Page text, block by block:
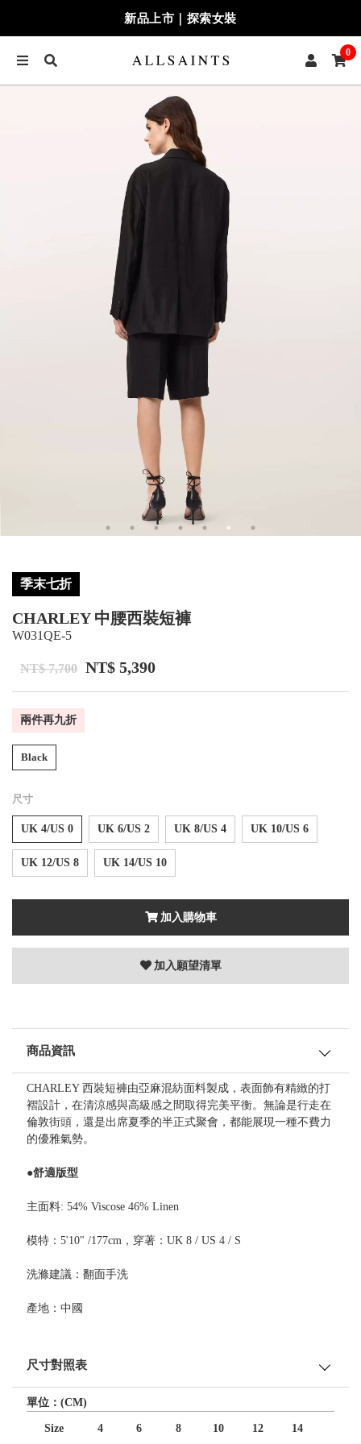
新品上市｜探索女裝
0
季末七折
CHARLEY 中腰西裝短褲
W031QE-5
NT$ 7,700 NT$ 5,390
兩件再九折
Black
尺寸
UK 4/US 0 UK 6/US 2 UK 8/US 4 UK 10/US 6
UK 12/US 8 UK 14/US 10
加入購物車
加入願望清單
商品資訊
CHARLEY 西裝短褲由亞麻混紡面料製成，表面飾有精緻的打
褶設計，在清涼感與高級感之間取得完美平衡。無論是行走在
倫敦街頭，還是出席夏季的半正式聚會，都能展現一種不費力
的優雅氣勢。
●舒適版型
主面料: 54% Viscose 46% Linen
模特：5'10" /177cm，穿著：UK 8 / US 4 / S
洗滌建議：翻面手洗
產地：中國
尺寸對照表
單位：(CM)
Size 4 6 8 10 12 14